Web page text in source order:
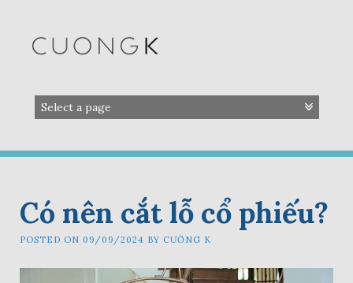
content
Có nên cắt lỗ cổ phiếu?
POSTED ON 09/09/2024 BY CƯỜNG K